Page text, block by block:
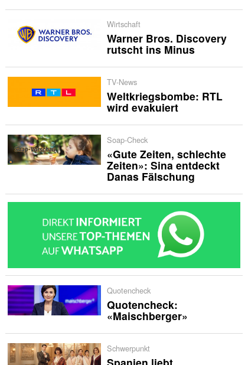
Wirtschaft
Warner Bros. Discovery
rutscht ins Minus
TV-News
Weltkriegsbombe: RTL
wird evakuiert
Soap-Check
«Gute Zeiten, schlechte
Zeiten»: Sina entdeckt
Danas Fälschung
Quotencheck
Quotencheck:
«Maischberger»
Schwerpunkt